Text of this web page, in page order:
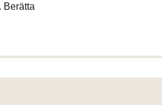
Berätta